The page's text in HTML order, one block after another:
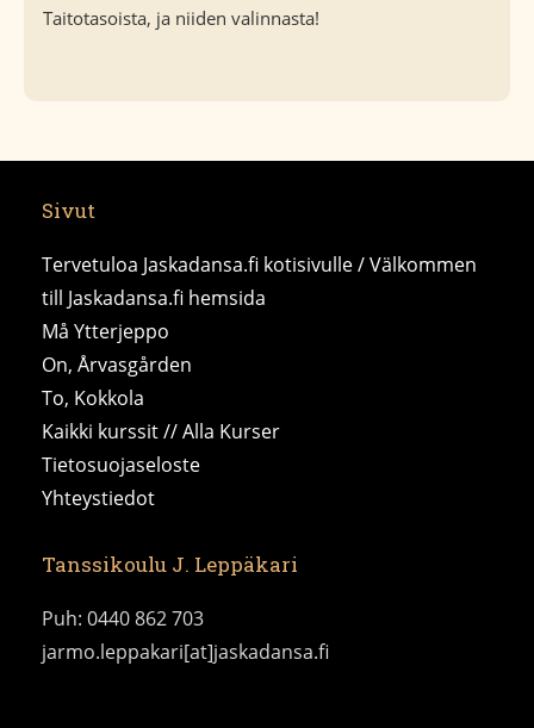
Taitotasoista, ja niiden valinnasta!
Sivut
Tervetuloa Jaskadansa.fi kotisivulle / Välkommen
till Jaskadansa.fi hemsida
Må Ytterjeppo
On, Årvasgården
To, Kokkola
Kaikki kurssit // Alla Kurser
Tietosuojaseloste
Yhteystiedot
Tanssikoulu J. Leppäkari
Puh: 0440 862 703
jarmo.leppakari[at]jaskadansa.fi